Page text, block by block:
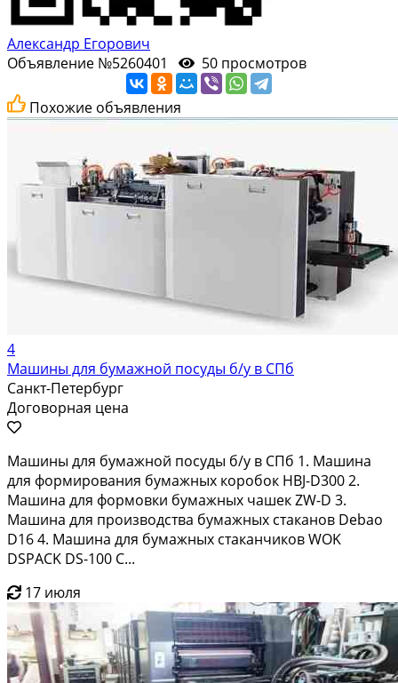
Александр Егорович
Объявление №5260401
50 просмотров
Похожие объявления
4
Машины для бумажной посуды б/у в СПб
Санкт-Петербург
Договорная цена
Машины для бумажной посуды б/у в СПб 1. Машина
для формирования бумажных коробок HBJ-D300 2.
Машина для формовки бумажных чашек ZW-D 3.
Машина для производства бумажных стаканов Debao
D16 4. Машина для бумажных стаканчиков WOK
DSPACK DS-100 C...
17 июля